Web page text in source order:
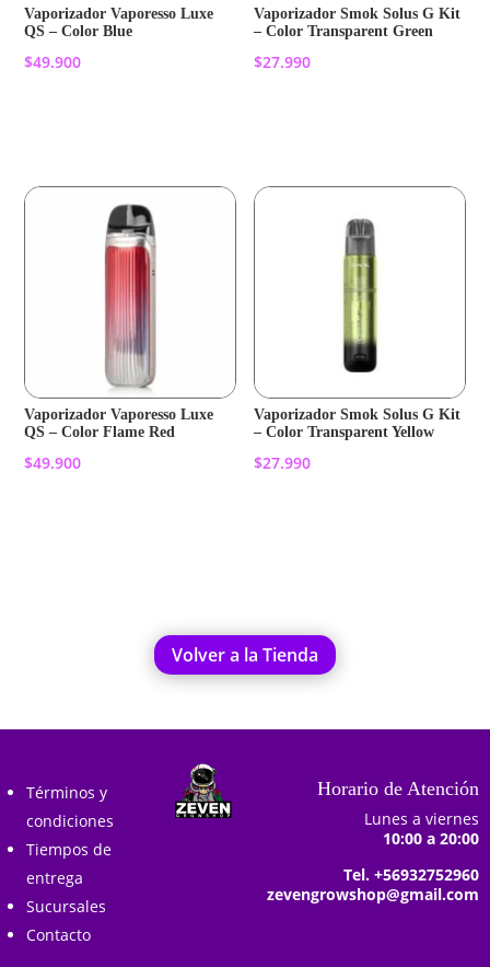
Vaporizador Vaporesso Luxe
QS – Color Blue
$49.900
Vaporizador Smok Solus G Kit
– Color Transparent Green
$27.990
Vaporizador Vaporesso Luxe
QS – Color Flame Red
$49.900
Vaporizador Smok Solus G Kit
– Color Transparent Yellow
$27.990
Volver a la Tienda
Términos y
condiciones
Tiempos de
entrega
Sucursales
Contacto
Horario de Atención
Lunes a viernes
10:00 a 20:00
Tel. +56932752960
zevengrowshop@gmail.com